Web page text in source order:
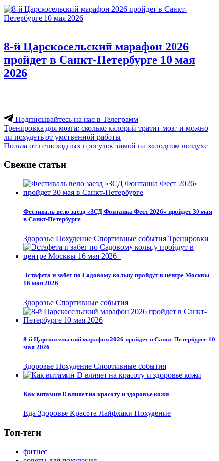
8-й Царскосельский марафон 2026
пройдет в Санкт-Петербурге 10 мая
2026
Подписывайтесь на нас в Телеграмм
Навигация
по
Тренировка для мозга: сколько калорий тратит мозг и можно
ли похудеть от умственной работы
Польза от пешеходных прогулок зимой на холодном воздухе
Свежие статьи
Фестиваль вело заезд «ЗСД Фонтанка Фест 2026» пройдет 30 мая
в Санкт-Петербурге
Здоровье Похудение Спортивные события Тренировки
Эстафета и забег по Садовому кольцу пройдут в центре Москвы
16 мая 2026
Здоровье Спортивные события
8-й Царскосельский марафон 2026 пройдет в Санкт-Петербурге 10
мая 2026
Здоровье Похудение Спортивные события
Как витамин D влияет на красоту и здоровье кожи
Еда Здоровье Красота Лайфхаки Похудение
Топ-теги
фитнес